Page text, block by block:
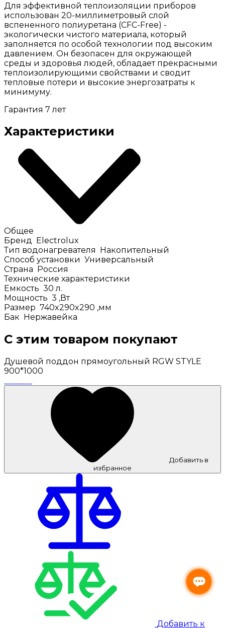
Для эффективной теплоизоляции приборов
использован 20-миллиметровый слой
вспененного полиуретана (CFC-Free) -
экологически чистого материала, который
заполняется по особой технологии под высоким
давлением. Он безопасен для окружающей
среды и здоровья людей, обладает прекрасными
теплоизолирующими свойствами и сводит
тепловые потери и высокие энергозатраты к
минимуму.
Гарантия 7 лет
Характеристики
Общее
Бренд
Electrolux
Тип водонагревателя
Накопительный
Способ установки Универсальный
Страна
Россия
Технические характеристики
Емкость 30л.
Мощность 3 ,Вт
Размер 740x290x290 ,мм
Бак
Нержавейка
С этим товаром покупают
Душевой поддон прямоугольный RGW STYLE
900*1000
Добавить в
избранное
Добавить к